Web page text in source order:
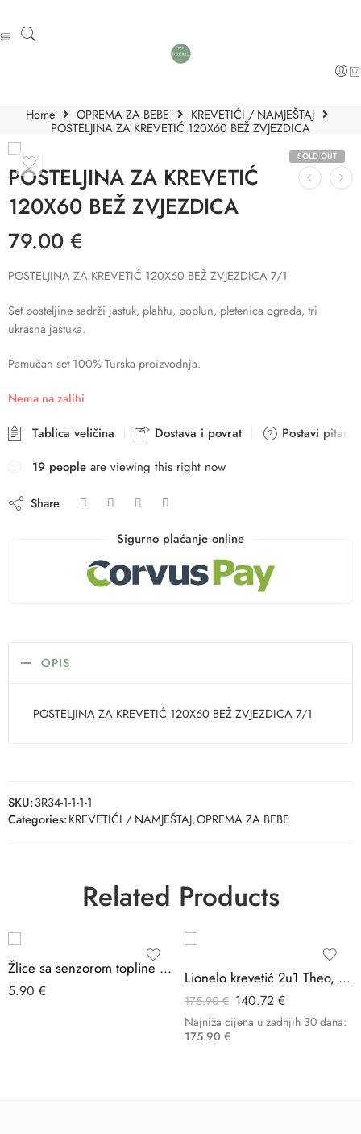
Home OPREMA ZA BEBE
KREVETIĆI / NAMJEŠTAJ
POSTELJINA ZA KREVETIĆ 120X60 BEŽ ZVJEZDICA
SOLD OUT
POSTELJINA ZA KREVETIĆ
120X60 BEŽ ZVJEZDICA
79.00 €
POSTELJINA ZA KREVETIĆ 120X60 BEŽ ZVJEZDICA 7/1
Set posteljine sadrži jastuk, plahtu, poplun, pletenica ograda, tri
ukrasna jastuka.
Pamučan set 100% Turska proizvodnja.
Nema na zalihi
Tablica veličina Dostava i povrat
Postavi pitanje
19 people are viewing this right now
Share
Sigurno plaćanje online
OPIS
POSTELJINA ZA KREVETIĆ 120X60 BEŽ ZVJEZDICA 7/1
SKU:3R34-1-1-1-1
Categories:KREVETIĆI / NAMJEŠTAJ,OPREMA ZA BEBE
Related Products
Žlice sa senzorom topline BOO
5.90 €
Lionelo krevetić 2u1 Theo, Grey Stone Natural
175.90€ 140.72 €
Najniža cijena u zadnjih 30 dana:
175.90 €